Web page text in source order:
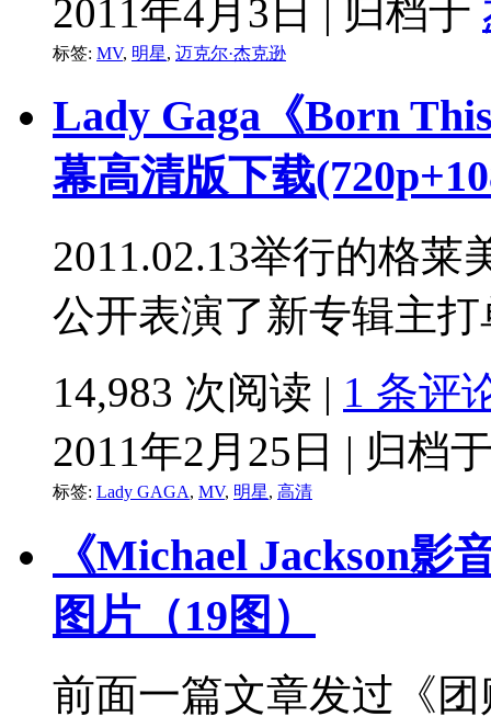
2011年4月3日 | 归档于
标签: MV, 明星, 迈克尔·杰克逊
Lady Gaga《Born
幕高清版下载
2011.02.13举行的格莱
公开表演了新专辑主
14,983 次阅读 | 1 条评
2011年2月25日 | 归档
标签: Lady GAGA, MV, 明星, 高清
《Michael Jackson
图片（19图）
前面一篇文章发过《